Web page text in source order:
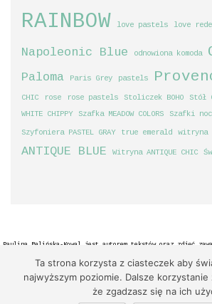
RAINBOW
love pastels love
Napoleonic Blue odnowiona komoda
Paloma Paris Grey pastels
CHIC rose rose pastels Stoliczek BOHO Stół
WHITE CHIPPY
Szafka MEADOW COLORS Szafki
Szyfoniera PASTEL GRAY true emerald witryna
ANTIQUE BLUE
Witryna ANTIQUE CHIC
Paulina Balińska-Kowal jest autorem tekstów oraz zdjęć
stronie można kopiować, pod warunkiem podania źródła. Aby
komercyjnych, proszę kontaktować się poprzez
Ta strona korzysta z ciasteczek aby
najwyższym poziomie. Dalsze
że zgadzasz się na ich